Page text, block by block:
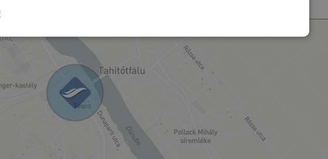
Célzás Funkcionalitás
Teljesítmény Célzás Funkcionalitás
teszik a webhely alapvető funkcióit, például a felhasználói bejelentkezést és a